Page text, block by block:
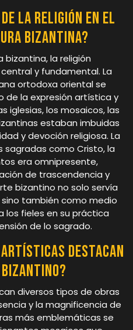
la religión en el
bizantina?
bizantina, la religión
y fundamental. La
ortodoxa oriental se
de la expresión artística y
iglesias, los mosaicos, las
estaban imbuidas
y devoción religiosa. La
como Cristo, la
era omnipresente,
de trascendencia y
bizantino no solo servía
también como medio
los fieles en su práctica
de lo sagrado.
artísticas destacan
diversos tipos de obras
y la magnificencia de
más emblemáticas se